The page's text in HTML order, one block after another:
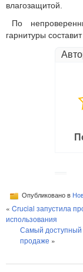
влагозащитой.
По
гарнитуры
Опубликовано в
« Crucial запустила
использования
Самый доступный
продаже »